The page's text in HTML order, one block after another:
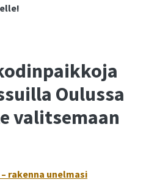
Oulussa
valitsemaan
rakenna unelmasi